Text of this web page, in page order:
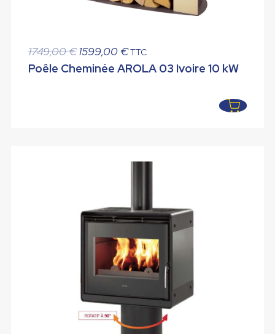
1749,00€ Le
prix
1599,00€Le
prix
TTC
Poêle Cheminée AROLA 03 Ivoire 10 kW